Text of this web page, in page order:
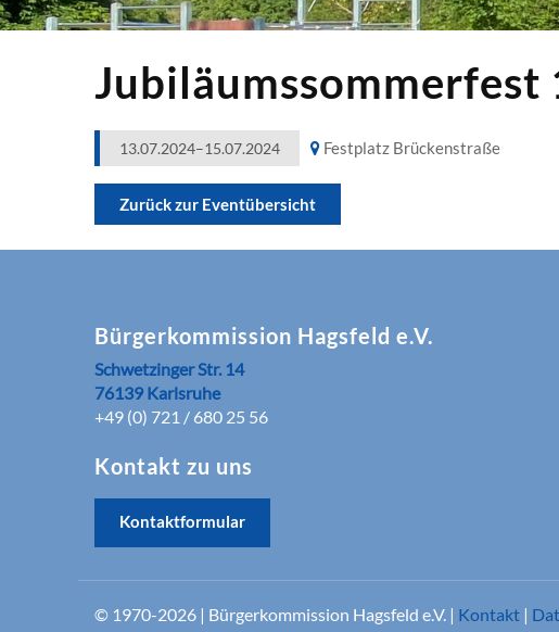
Jubiläumssommerfest
13.07.2024–15.07.2024 Festplatz Brückenstraße
Zurück zur Eventübersicht
Bürgerkommission Hagsfeld e.V.
Schwetzinger Str. 14
76139 Karlsruhe
+49 (0) 721 / 680 25 56
Kontakt zu uns
Kontaktformular
© 1970-2026 | Bürgerkommission Hagsfeld e.V. | Kontakt |